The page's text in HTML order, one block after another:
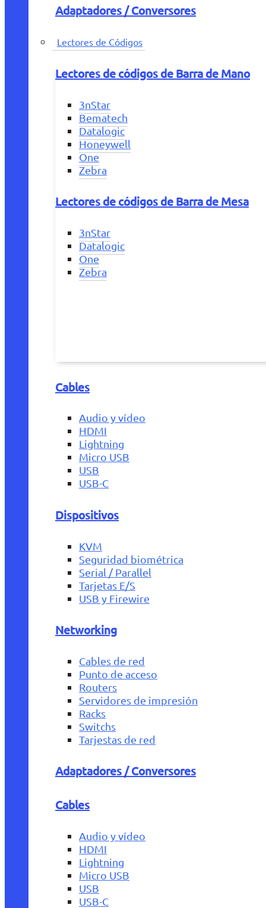
Adaptadores / Conversores
Lectores de Códigos
Lectores de códigos de Barra de Mano
3nStar
Bematech
Datalogic
Honeywell
One
Zebra
Lectores de códigos de Barra de Mesa
3nStar
Datalogic
One
Zebra
Cables
Audio y vídeo
HDMI
Lightning
Micro USB
USB
USB-C
Dispositivos
KVM
Seguridad biométrica
Serial / Parallel
Tarjetas E/S
USB y Firewire
Networking
Cables de red
Punto de acceso
Routers
Servidores de impresión
Racks
Switchs
Tarjestas de red
Adaptadores / Conversores
Cables
Audio y vídeo
HDMI
Lightning
Micro USB
USB
USB-C